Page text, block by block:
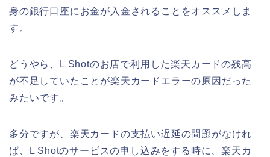
身の銀行口座にお金が入金されることをオススメしま
す。
どうやら、L Shotのお店で利用した楽天カードの残高
が不足していたことが楽天カードエラーの原因だった
みたいです。
多分ですが、楽天カードの支払い遅延の問題がなけれ
ば、L Shotのサービスの申し込みをする時に、楽天カ